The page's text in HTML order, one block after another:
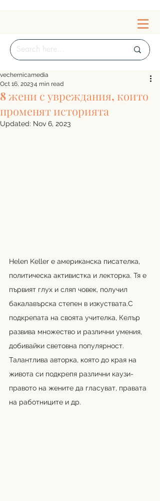
8 жени с увреждания, които
променят историята
vechernicamedia
Oct 16, 20234 min read
Updated: Nov 6, 2023
Helen Keller е американска писателка,
политическа активистка и лекторка. Тя е
първият глух и сляп човек, получил
бакалавърска степен в изкуствата.С
подкрепата на своята учителка, Келър
развива множество и различни умения,
добивайки световна популярност.
Талантлива авторка, която до края на
живота си подкрепя различни каузи-
правото на жените да гласуват, правата
на работниците и др.